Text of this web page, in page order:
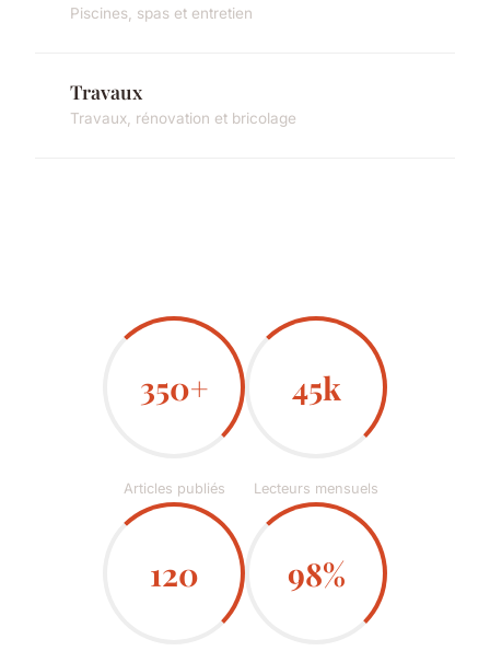
Piscines, spas et entretien
Travaux
Travaux, rénovation et bricolage
350+
Articles publiés
45k
Lecteurs mensuels
120 98%